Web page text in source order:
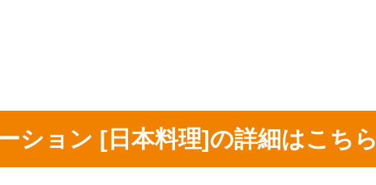
ション [日本料理]の詳細はこちら